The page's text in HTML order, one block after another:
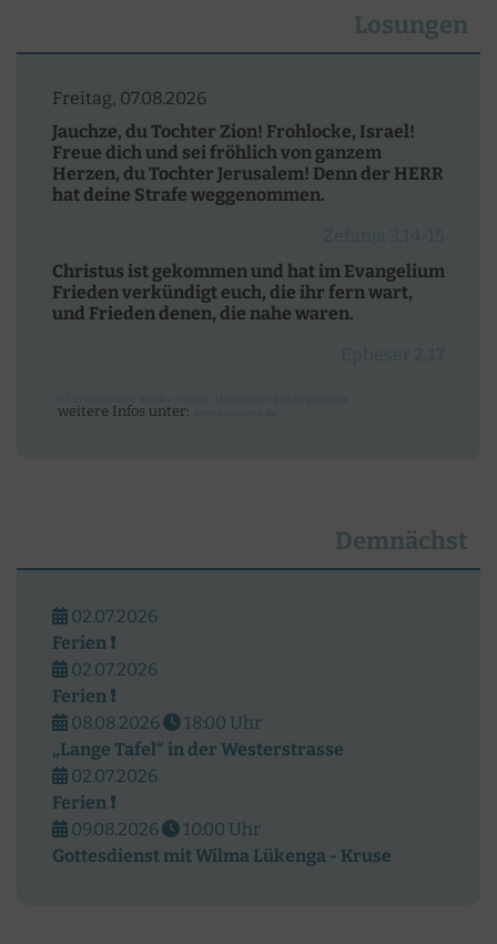
Losungen
Freitag, 07.08.2026
Jauchze, du Tochter Zion! Frohlocke, Israel!
Freue dich und sei fröhlich von ganzem
Herzen, du Tochter Jerusalem! Denn der HERR
hat deine Strafe weggenommen.
Christus ist gekommen und hat im Evangelium
Frieden verkündigt euch, die ihr fern wart,
und Frieden denen, die nahe waren.
weitere Infos unter:
Demnächst
02.07.2026
Ferien ❗️
02.07.2026
Ferien ❗️
08.08.2026
18:00 Uhr
„Lange Tafel“ in der Westerstrasse
02.07.2026
Ferien ❗️
09.08.2026
10:00 Uhr
Gottesdienst mit Wilma Lükenga - Kruse